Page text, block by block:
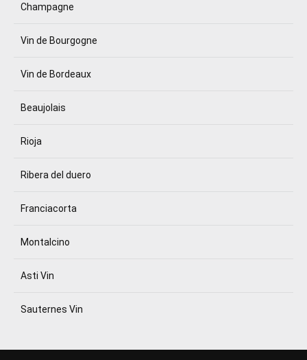
Champagne
Vin de Bourgogne
Vin de Bordeaux
Beaujolais
Rioja
Ribera del duero
Franciacorta
Montalcino
Asti Vin
Sauternes Vin